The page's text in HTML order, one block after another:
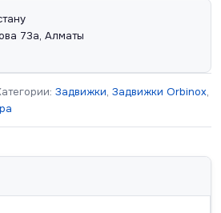
73а, Алматы
Задвижки, Задвижки Orbinox,